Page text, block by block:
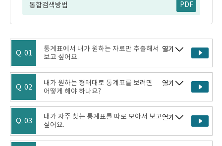
통합검색방법 PDF
Q. 01
통계표에서 내가 원하는 자료만 추출해서
보고 싶어요.
열기
Q. 02
내가 원하는 형태대로 통계표를 보려면
어떻게 해야 하나요?
열기
Q. 03
내가 자주 찾는 통계표를 따로 모아서 보고
싶어요.
열기